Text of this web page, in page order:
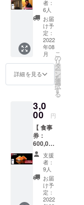
う苦悩の隠
居生活が始
持て余す時
間から、ふ
と、喜びを
見つけた。
それが
よる学習動
画の視聴
だった。
学ぶって楽
しい！
そして、や
りたいこと
したい
方向け
のリ
ターン
です。
ご支援
いただ
いた方
には、
お店か
ら「お
メー
ル」を
送らせ
ていた
だきま
す。 ※
お一人
20口ま
で購入
するこ
とがで
きます
※ 上乗
者：
6人
お届
け予
定：
2022
年08
月
詳細を見る
こ
の
リ
タ
ー
ン
を
選
択
す
る
3,0
00 円
【 食事
券：
600,000
VND 】
当店で
のお食
事に使
える食
事券（
600,000
支援
者：
9人
お届
け予
定：
2022